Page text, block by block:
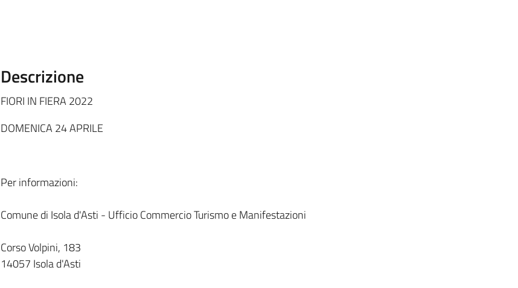
Descrizione
FIORI IN FIERA 2022
DOMENICA 24 APRILE
Per informazioni:
Comune di Isola d'Asti - Ufficio Commercio Turismo e Manifestazioni
Corso Volpini, 183
14057 Isola d'Asti